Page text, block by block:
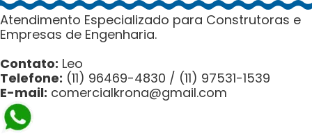
Atendimento Especializado para Construtoras e
Empresas de Engenharia.
Contato: Leo
Telefone: (11) 96469-4830 / (11) 97531-1539
E-mail: comercialkrona@gmail.com